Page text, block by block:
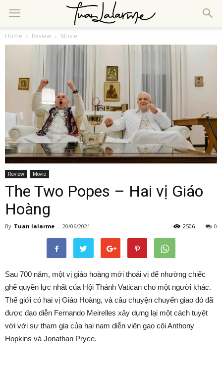
Home Review Movie
Review Movie
The Two Popes – Hai vị Giáo
Hoàng
By Tuan lalarme - 20/06/2021 0
2506
Sau 700 năm, một vị giáo hoàng mới thoái vị để nhường chiếc
ghế quyền lực nhất của Hội Thánh Vatican cho một người khác.
Thế giới có hai vị Giáo Hoàng, và câu chuyện chuyển giao đó đã
được đạo diễn Fernando Meirelles xây dựng lại một cách tuyệt
vời với sự tham gia của hai nam diễn viên gạo cội Anthony
Hopkins và Jonathan Pryce.